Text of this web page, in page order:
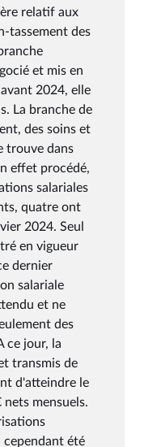
relatif aux
tassement des
et mis en
2024, elle
La branche de
des soins et
trouve dans
effet procédé,
salariales
quatre ont
2024. Seul
en vigueur
dernier
salariale
et ne
des
ce jour, la
transmis de
d'atteindre le
mensuels.
cependant été